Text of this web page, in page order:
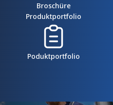
Broschüre
Produktportfolio
Poduktportfolio